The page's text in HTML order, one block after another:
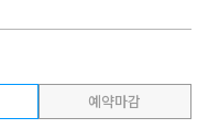
예약마감